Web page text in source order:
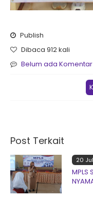
Publish
Dibaca 912 kali
Belum ada Komentar
Post Terkait
20
MPLS